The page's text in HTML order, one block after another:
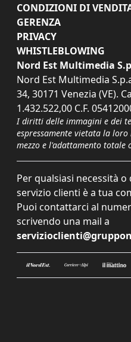
CONDIZIONI DI
GERENZA
PRIVACY
WHISTLEBLOWING
Nord Est Multimedia
Nord Est Multimedia
34, 30171 Venezia (VE).
1.432.522,00 C.F.
I diritti delle immagini e dei
espressamente vietata la
mezzo e l'adattamento totale
Per qualsiasi necessità
servizio clienti è a tua
Puoi contattarci al
scrivendo una mail a